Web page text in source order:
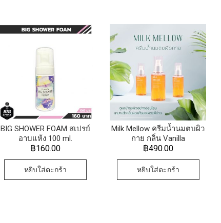
BIG SHOWER FOAM สเปรย์
อาบแห้ง 100 ml.
฿160.00
หยิบใส่ตะกร้า
Milk Mellow ครีมน้ำนมตบผิว
กาย กลิ่น Vanilla
฿490.00
หยิบใส่ตะกร้า